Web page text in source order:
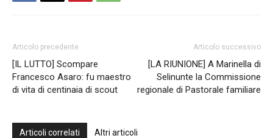
Articolo precedente
[IL LUTTO] Scompare
Francesco Asaro: fu maestro
di vita di centinaia di scout
Articolo successivo
[LA RIUNIONE] A Marinella di
Selinunte la Commissione
regionale di Pastorale familiare
Articoli correlati Altri articoli